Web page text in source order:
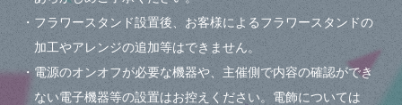
・フラワースタンド設置後、お客様によるフラワースタンドの
加工やアレンジの追加等はできません。
・電源のオンオフが必要な機器や、主催側で内容の確認ができ
ない電子機器等の設置はお控えください。電飾については